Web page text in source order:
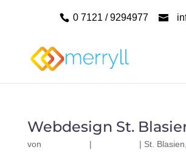
0 7121 / 9294977
Webdesign St.
von | | St. Blasien